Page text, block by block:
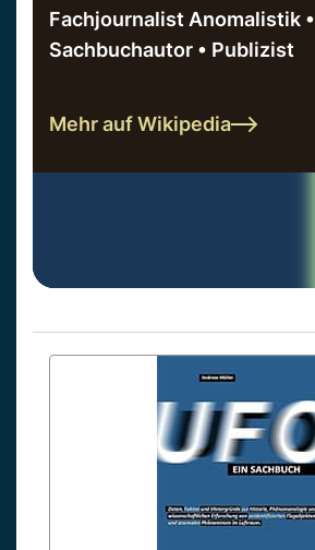
Fachjournalist Anomalistik •
Sachbuchautor • Publizist
Mehr auf Wikipedia